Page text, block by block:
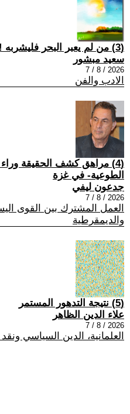
(3) من لم يعبر البحر فليشربه !
سعيد مبشور
2026 / 8 / 7
الادب والفن
(4) مراهق كشف الحقيقة
الطوعية- في غزة
جدعون ليفي
2026 / 8 / 7
العمل المشترك بين القوى
والديمقرطية
(5) نتيجة التدهور المستمر
علاء الدين الظاهر
2026 / 8 / 7
العلمانية، الدين السياسي